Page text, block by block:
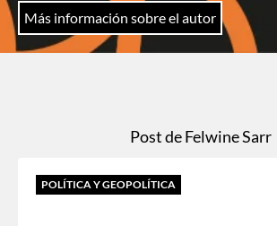
Más información sobre el autor
Post de Felwine Sarr
POLÍTICA Y GEOPOLÍTICA